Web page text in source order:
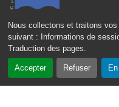
Nous collectons et traitons
suivant :
Informations de
Traduction des pages
Accepter Refuser
CONTACT